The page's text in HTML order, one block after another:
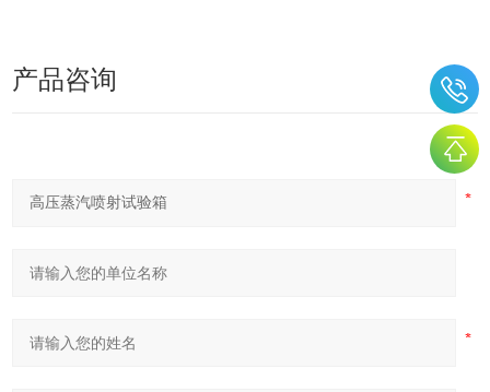
产品咨询